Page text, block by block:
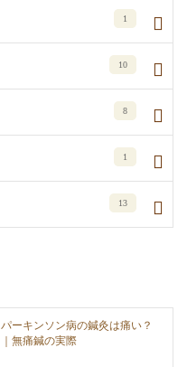
1
10
8
1
13
パーキンソン病の鍼灸は痛い？
｜無痛鍼の実際